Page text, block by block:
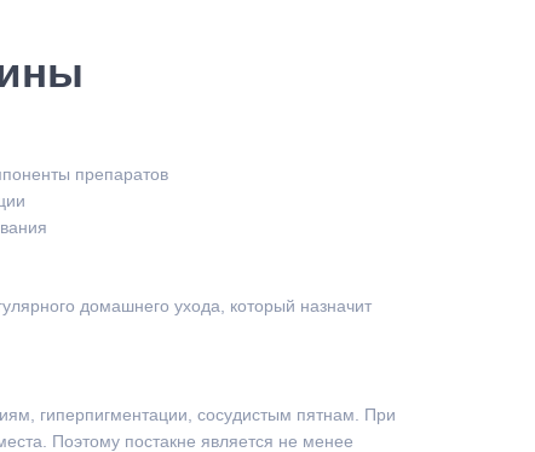
препаратов
домашнего ухода, который назначит
гиперпигментации, сосудистым пятнам. При
Поэтому постакне является не менее